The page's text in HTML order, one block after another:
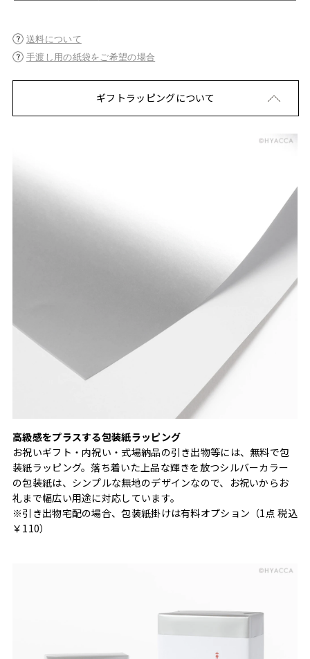
送料について
手渡し用の紙袋をご希望の場合
ギフトラッピングについて
高級感をプラスする包装紙ラッピング
お祝いギフト・内祝い・式場納品の引き出物等には、無料で包
装紙ラッピング。落ち着いた上品な輝きを放つシルバーカラー
の包装紙は、シンプルな無地のデザインなので、お祝いからお
礼まで幅広い用途に対応しています。
※引き出物宅配の場合、包装紙掛けは有料オプション（1点 税込
￥110）